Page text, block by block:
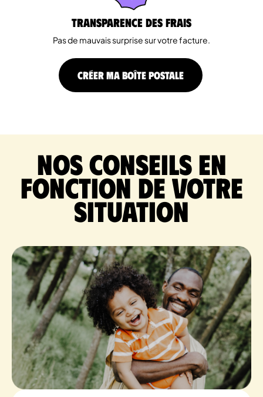
Transparence des Frais
Pas de mauvais surprise sur votre facture.
CRÉER MA BOÎTE POSTALE
Nos conseils en
fonction de votre
situation